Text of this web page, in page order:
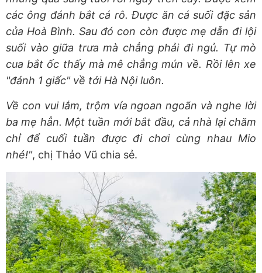
các ông đánh bắt cá rô. Được ăn cá suối đặc sản
của Hoà Bình. Sau đó con còn được mẹ dẫn đi lội
suối vào giữa trưa mà chẳng phải đi ngủ. Tự mò
cua bắt ốc thấy mà mê chẳng mún về. Rồi lên xe
"đánh 1 giấc" về tới Hà Nội luôn.
Về con vui lắm, trộm vía ngoan ngoãn và nghe lời
ba mẹ hẳn. Một tuần mới bắt đầu, cả nhà lại chăm
chỉ để cuối tuần được đi chơi cùng nhau Mio
nhé!", chị Thảo Vũ chia sẻ.